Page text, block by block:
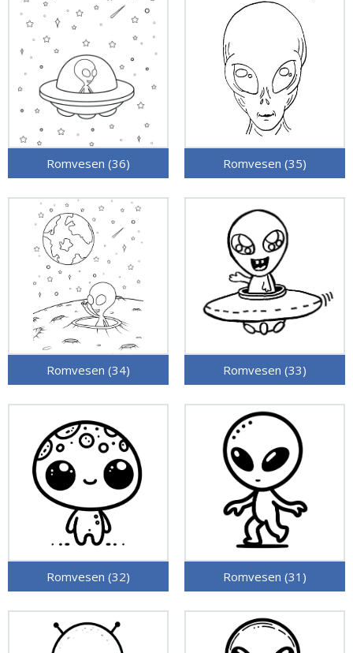
Romvesen (36) Romvesen (35)
Romvesen (34) Romvesen (33)
Romvesen (32) Romvesen (31)